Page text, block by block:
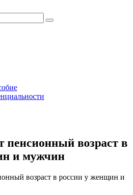
пенсионный возраст в
и мужчин